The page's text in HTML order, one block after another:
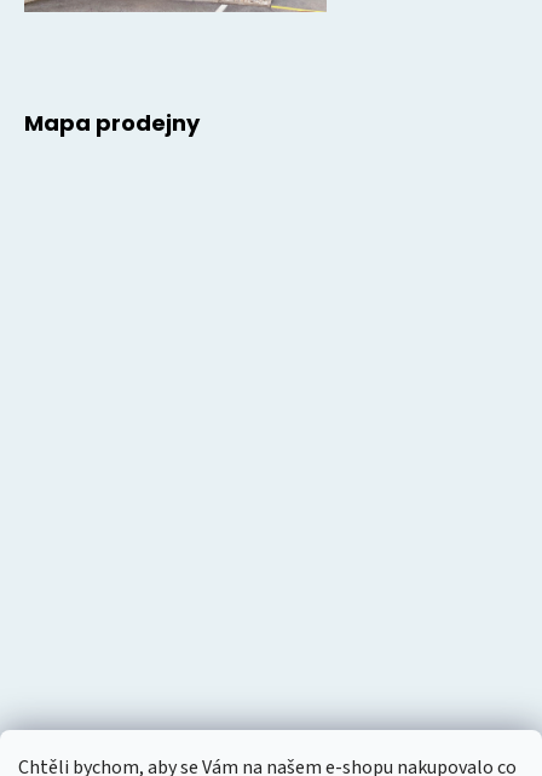
Chtěli bychom, aby se Vám na našem e-shopu nakupovalo co
Mapa prodejny